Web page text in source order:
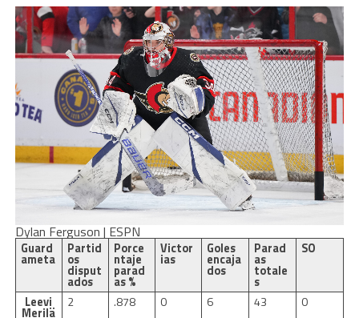
Dylan Ferguson | ESPN
Guard
ameta
Partid
os
disput
ados
Porce
ntaje
parad
as %
Victor
ias
Goles
encaja
dos
Parad
as
totale
s
SO
Leevi
Merilä
2 .878 0 6 43 0